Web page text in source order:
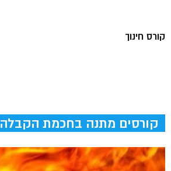
קורס חינוך
קורסים מתנה בחכמת הקבלה